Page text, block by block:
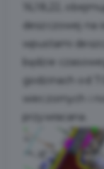
16,18,22,
deszczowej na
wpustami
będzie
godzinach od
wieczornych i
przywracana.